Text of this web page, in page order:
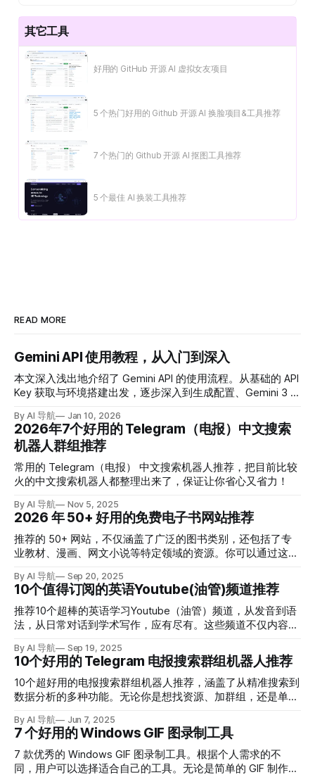
其它工具
好用的 GitHub 开源 AI 虚拟女友项目
5 个热门好用的 Github 开源 AI 换脸项目&工具推荐
7 个热门的 Github 开源 AI 抠图工具推荐
5 个最佳 AI 换装工具推荐
READ MORE
Gemini API 使用教程，从入门到深入
本文深入浅出地介绍了 Gemini API 的使用流程。从基础的 API
Key 获取与环境搭建出发，逐步深入到生成配置、Gemini 3 的
By AI 导航 Jan 10, 2026
2026年7个好用的 Telegram（电报）中文搜索
机器人群组推荐
常用的 Telegram（电报） 中文搜索机器人推荐，把目前比较
火的中文搜索机器人都整理出来了，保证让你省心又省力！
By AI 导航 Nov 5, 2025
2026 年 50+ 好用的免费电子书网站推荐
推荐的 50+ 网站，不仅涵盖了广泛的图书类别，还包括了专
业教材、漫画、网文小说等特定领域的资源。你可以通过这些
易。
By AI 导航 Sep 20, 2025
10个值得订阅的英语Youtube(油管)频道推荐
推荐10个超棒的英语学习Youtube（油管）频道，从发音到语
法，从日常对话到学术写作，应有尽有。这些频道不仅内容优
By AI 导航 Sep 19, 2025
10个好用的 Telegram 电报搜索群组机器人推荐
10个超好用的电报搜索群组机器人推荐，涵盖了从精准搜索到
数据分析的多种功能。无论你是想找资源、加群组，还是单纯
By AI 导航 Jun 7, 2025
7 个好用的 Windows GIF 图录制工具
7 款优秀的 Windows GIF 图录制工具。根据个人需求的不
同，用户可以选择适合自己的工具。无论是简单的 GIF 制作，